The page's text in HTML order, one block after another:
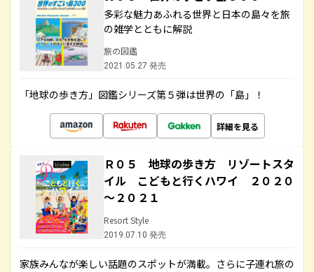
多彩な魅力あふれる世界と日本の島々を旅
の雑学とともに解説
旅の図鑑
2021.05.27 発売
「地球の歩き方」図鑑シリーズ第５弾は世界の「島」！
詳細を見る
Ｒ０５ 地球の歩き方 リゾートスタ
イル こどもと行くハワイ ２０２０
～２０２１
Resort Style
2019.07.10 発売
家族みんなが楽しい話題のスポットが満載。さらに子連れ旅の